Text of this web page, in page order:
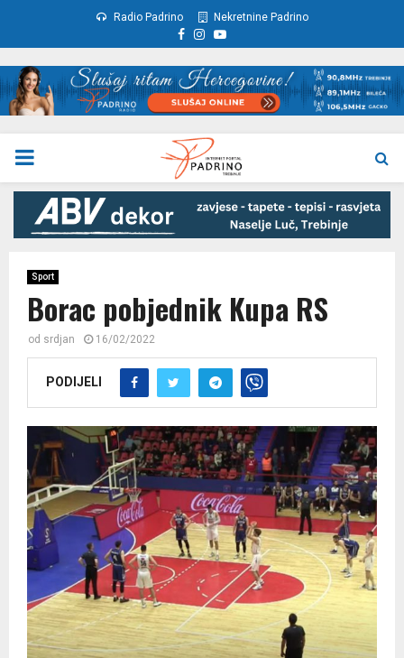
Radio Padrino Nekretnine Padrino
Facebook
Instagram
Youtube
PRIMARY
MENU
Sport
Borac pobjednik Kupa RS
od srdjan 16/02/2022
PODIJELI